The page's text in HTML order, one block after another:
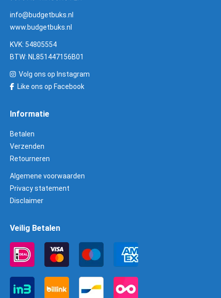
info@budgetbuks.nl
www.budgetbuks.nl
KVK: 54805554
BTW: NL851447156B01
Volg ons op Instagram
Like ons op Facebook
Informatie
Betalen
Verzenden
Retourneren
Algemene voorwaarden
Privacy statement
Disclaimer
Veilig Betalen